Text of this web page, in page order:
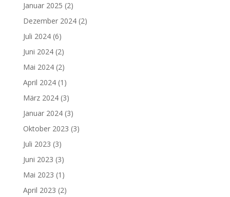
Januar 2025 (2)
Dezember 2024(2)
Juli 2024(6)
Juni 2024(2)
Mai 2024(2)
April 2024(1)
März 2024(3)
Januar 2024(3)
Oktober 2023 (3)
Juli 2023 (3)
Juni 2023 (3)
Mai 2023 (1)
April 2023 (2)